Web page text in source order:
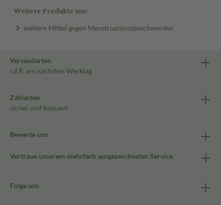
Weitere Produkte aus:
weitere Mittel gegen Menstruationsbeschwerden
Versandarten
i.d.R. am nächsten Werktag
Zahlarten
sicher und bequem
Bewerte uns
Vertraue unserem mehrfach ausgezeichneten Service
Folge uns